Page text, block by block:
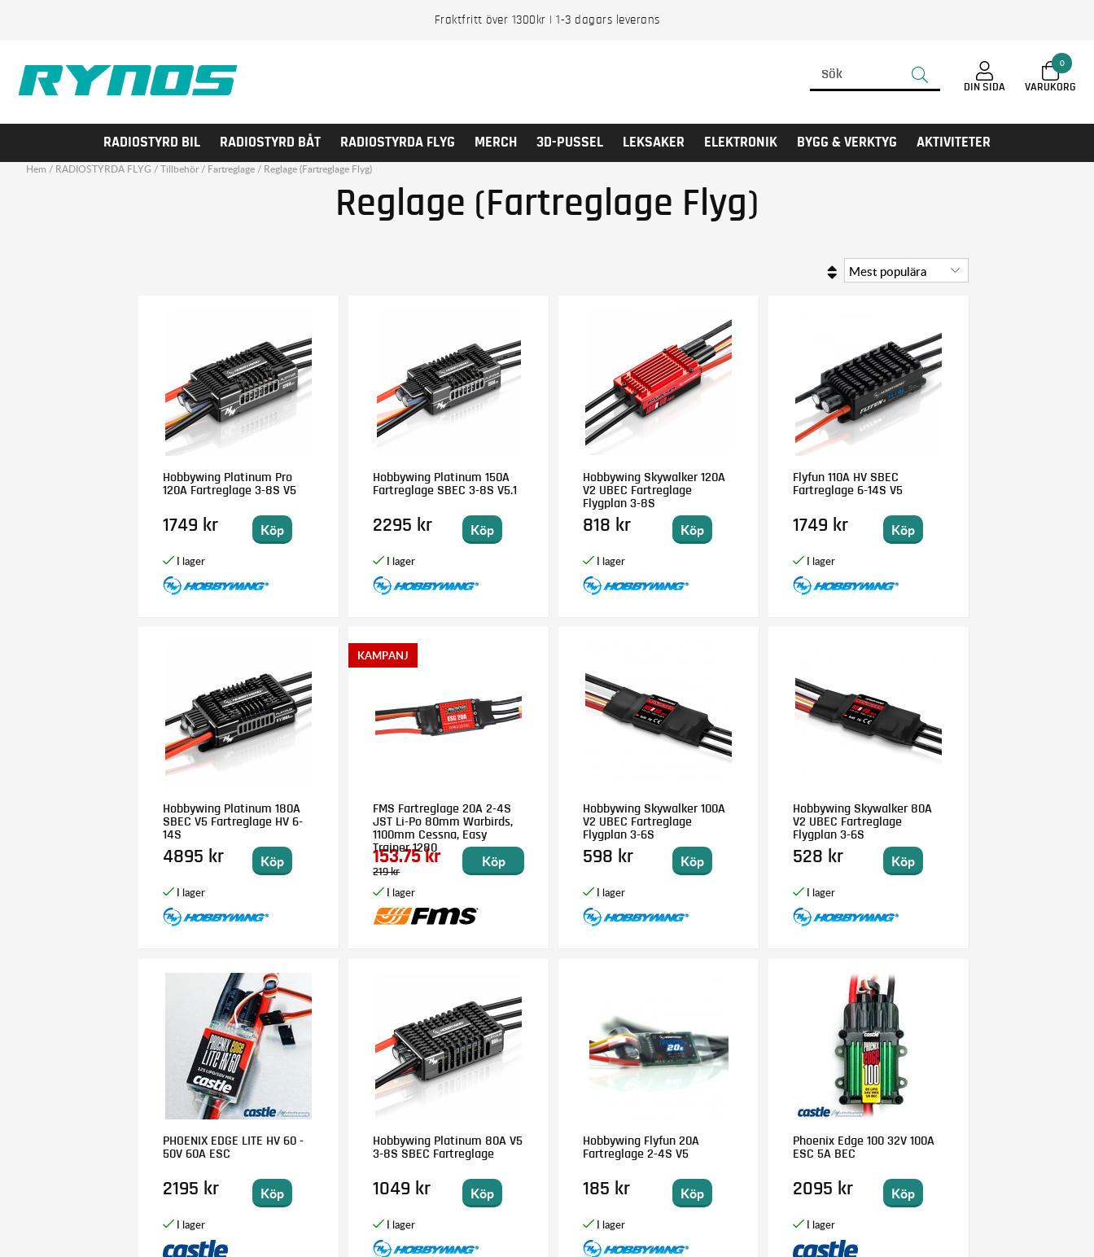
Fraktfritt över 1300kr | 1-3 dagars leverans
0
DIN SIDA
RADIOSTYRD BIL RADIOSTYRD BÅT RADIOSTYRDA FLYG MERCH 3D-PUSSEL LEKSAKER ELEKTRONIK BYGG & VERKTYG AKTIVITETER
Hem / RADIOSTYRDA FLYG /Tillbehör/ Fartreglage/ Reglage (Fartreglage Flyg)
Reglage (Fartreglage Flyg)
Hobbywing Platinum Pro
120A Fartreglage 3-8S V5
1749 kr Köp
Hobbywing Platinum 150A
Fartreglage SBEC 3-8S V5.1
2295 kr Köp
Hobbywing Skywalker 120A
V2 UBEC Fartreglage
Flygplan 3-8S
818 kr Köp
Flyfun 110A HV SBEC
Fartreglage 6-14S V5
1749 kr Köp
Hobbywing Platinum 180A
SBEC V5 Fartreglage HV 6-
14S
4895 kr Köp
FMS Fartreglage 20A 2-4S
JST Li-Po 80mm Warbirds,
1100mm Cessna, Easy
Trainer 1280
153.75 kr
219 kr
Köp
Hobbywing Skywalker 100A
V2 UBEC Fartreglage
Flygplan 3-6S
598 kr Köp
Hobbywing Skywalker 80A
V2 UBEC Fartreglage
Flygplan 3-6S
528 kr Köp
PHOENIX EDGE LITE HV 60 -
50V 60A ESC
2195 kr Köp
Hobbywing Platinum 80A V5
3-8S SBEC Fartreglage
1049 kr Köp
Hobbywing Flyfun 20A
Fartreglage 2-4S V5
185 kr Köp
Phoenix Edge 100 32V 100A
ESC 5A BEC
2095 kr Köp